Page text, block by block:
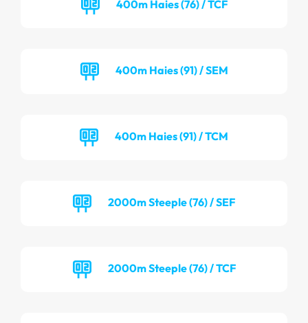
400m Haies (76) / TCF
400m Haies (91) / SEM
400m Haies (91) / TCM
2000m Steeple (76) / SEF
2000m Steeple (76) / TCF